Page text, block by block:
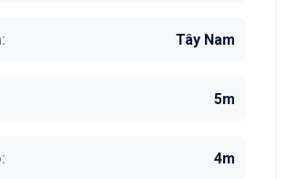
Tây Nam
5m
4m